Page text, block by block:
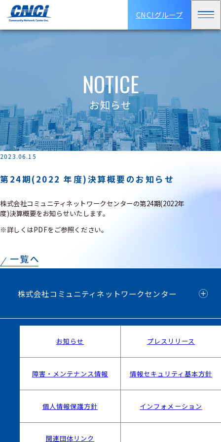
CNCIグループ
NOTICE
お知らせ
2023.06.15
第24期(2022 年度)決算概要のお知らせ
株式会社コミュニティネットワークセンターの第24期(2022年
度)決算概要をお知らせいたします。
※詳しくはPDFをご参照ください。
株式会社コミュニティネットワークセンター
お知らせ プレスリリース
障害・メンテナンス情報 情報セキュリティ基本方針
個人情報保護方針 インフォメーション
関連団体リンク